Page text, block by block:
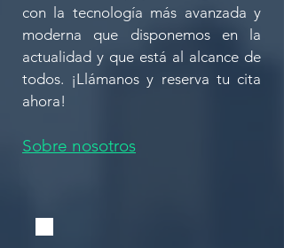
con la tecnología más avanzada y
moderna que disponemos en la
actualidad y que está al alcance de
todos. ¡Llámanos y reserva tu cita
ahora!
Sobre nosotros